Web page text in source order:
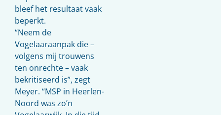
bleef het resultaat vaak
beperkt.
“Neem de
Vogelaaraanpak die –
volgens mij trouwens
ten onrechte – vaak
bekritiseerd is”, zegt
Meyer. “MSP in Heerlen-
Noord was zo’n